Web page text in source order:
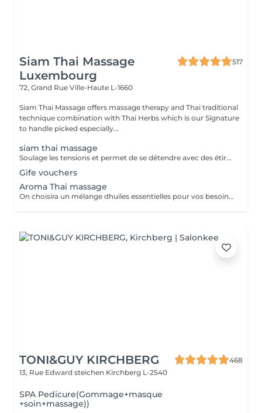
Siam Thai Massage
Luxembourg
517
72, Grand Rue Ville-Haute L-1660
Siam Thai Massage offers massage therapy and Thai traditional
technique combination with Thai Herbs which is our Signature
to handle picked especially...
siam thai massage
Soulage les tensions et permet de se détendre avec des étirements délicats de votre corps pour améliorer la mobilité et la flexibilité, suivie par les techniques de massage thaï par des pressions, sans utilisation dhuile.
Gife vouchers
Aroma Thai massage
On choisira un mélange dhuiles essentielles pour vos besoins physiques. Un massage thérapeutique à laide dune technique spéciale pour vider les poches de liquide lymphatique et de rétention deau. Ce traitement est conçu pour aider à stimuler la circulation et daccroître la capacité du corps à éliminer les toxines et à absorber les éléments nutritifs. Vos huiles essentielles préférées peuvent être sélectionnées à votre arrivée.
TONI&GUY KIRCHBERG
468
13, Rue Edward steichen Kirchberg L-2540
SPA Pedicure(Gommage+masque
+soin+massage))